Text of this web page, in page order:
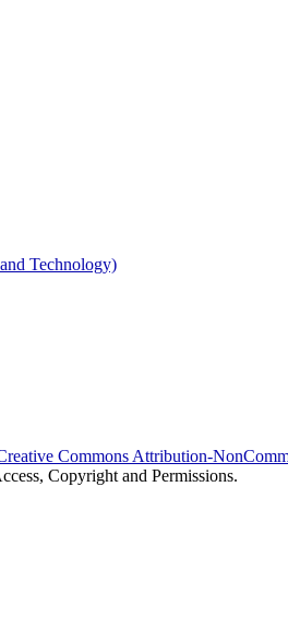
Technology)
Commons Attribution-
Copyright and Permissions.